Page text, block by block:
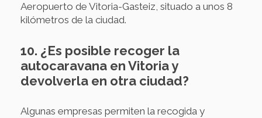
Aeropuerto de Vitoria-Gasteiz, situado a unos 8
kilómetros de la ciudad.
10. ¿Es posible recoger la
autocaravana en Vitoria y
devolverla en otra ciudad?
Algunas empresas permiten la recogida y